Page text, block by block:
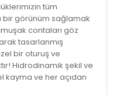
tüm
bir görünüm sağlamak
contaları göz
tasarlanmış
bir oturuş ve
Hidrodinamik şekil ve
kayma ve her açıdan